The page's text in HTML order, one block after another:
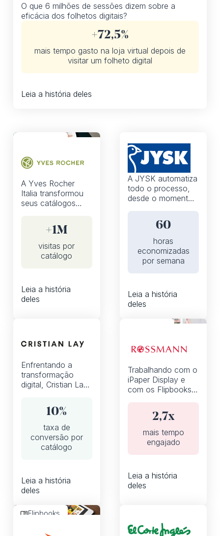
O que 6 milhões de sessões dizem sobre a
eficácia dos folhetos digitais?
+72,5%
mais tempo gasto na loja virtual depois de
visitar um folheto digital
Leia a história deles
A Yves Rocher
Italia transformou
seus catálogos
compra que
priorizam
dispositivos móveis
com o iPaper,
por catálogo e
quase 4 minutos
+1M
visitas por
catálogo
Leia a história
deles
A JYSK automatiza
todo o processo,
desde o momento
carregada até a
publicação dos
catálogos online
60
horas
economizadas
por semana
Leia a história
deles
Enfrentando a
transformação
digital, Cristian Lay
inovador do setor
com seus
catálogos iPaper
10%
taxa de
conversão por
catálogo
Leia a história
deles
Trabalhando com o
iPaper Display e
com os Flipbooks,
apenas
transformou suas
táticas de
promoção, mas
também melhorou a
eletrônico.
2,7x
mais tempo
engajado
Leia a história
deles
Flipbooks